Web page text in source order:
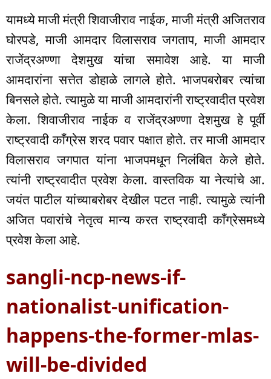
यामध्ये माजी मंत्री शिवाजीराव नाईक, माजी मंत्री अजितराव
घोरपडे, माजी आमदार विलासराव जगताप, माजी आमदार
राजेंद्रअण्णा देशमुख यांचा समावेश आहे. या माजी
आमदारांना सत्तेत डोहाळे लागले होते. भाजपबरोबर त्यांचा
बिनसले होते. त्यामुळे या माजी आमदारांनी राष्ट्रवादीत प्रवेश
केला. शिवाजीराव नाईक व राजेंद्रअण्णा देशमुख हे पूर्वी
राष्ट्रवादी काँग्रेस शरद पवार पक्षात होते. तर माजी आमदार
विलासराव जगपात यांना भाजपमधून निलंबित केले होते.
त्यांनी राष्ट्रवादीत प्रवेश केला. वास्तविक या नेत्यांचे आ.
जयंत पाटील यांच्याबरोबर देखील पटत नाही. त्यामुळे त्यांनी
अजित पवारांचे नेतृत्व मान्य करत राष्ट्रवादी काँग्रेसमध्ये
प्रवेश केला आहे.
sangli-ncp-news-if-
nationalist-unification-
happens-the-former-mlas-
will-be-divided